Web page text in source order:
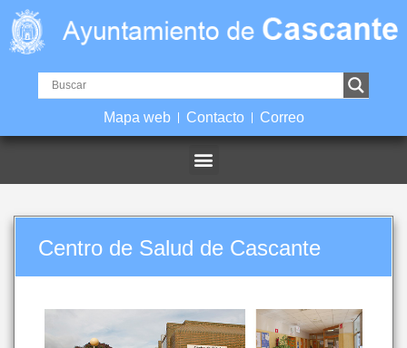
Mapa web Contacto Correo
Centro de Salud de Cascante